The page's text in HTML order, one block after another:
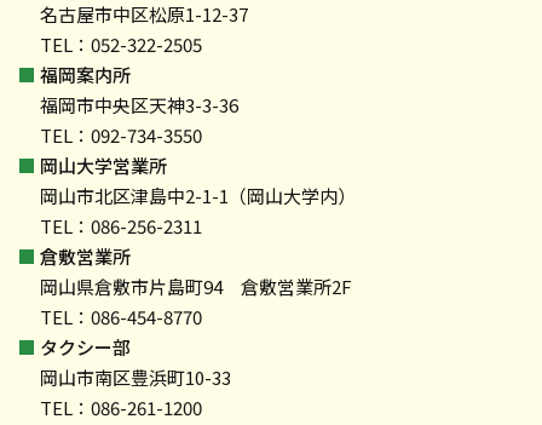
名古屋市中区松原1-12-37
TEL：052-322-2505
■ 福岡案内所
福岡市中央区天神3-3-36
TEL：092-734-3550
■ 岡山大学営業所
岡山市北区津島中2-1-1（岡山大学内）
TEL：086-256-2311
■ 倉敷営業所
岡山県倉敷市片島町94 倉敷営業所2F
TEL：086-454-8770
■ タクシー部
岡山市南区豊浜町10-33
TEL：086-261-1200